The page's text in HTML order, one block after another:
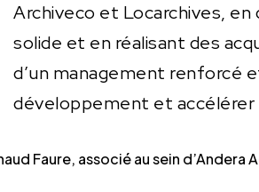
Archiveco et Locarchives,
solide et en réalisant des
d’un management renforcé
développement et accélérer
Faure, associé au sein d’Andera